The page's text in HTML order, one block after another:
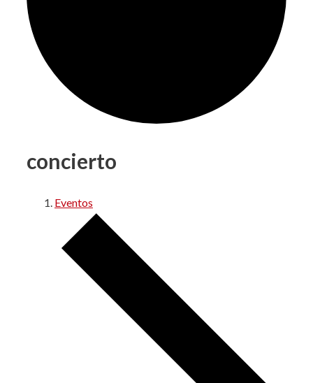
concierto
Eventos